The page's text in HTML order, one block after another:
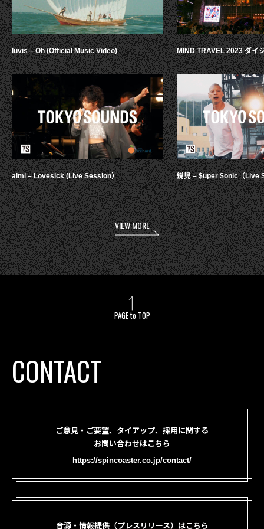
luvis – Oh (Official Music Video)
aimi – Lovesick (Live Session）
MIND TRAVEL 2023 ダイ
鋭児 – $uper $onic（Live
VIEW MORE
PAGE to TOP
CONTACT
ご意見・ご要望、タイアップ、採用に関する
お問い合わせはこちら
https://spincoaster.co.jp/contact/
音源・情報提供（プレスリリース）はこちら